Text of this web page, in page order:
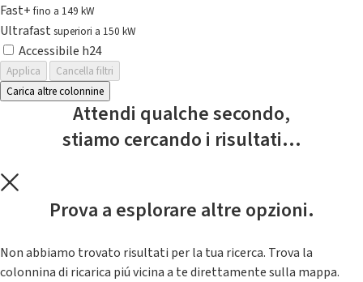
Fast+fino a 149 kW
Ultrafast superiori a 150 kW
Accessibile h24
Applica
Cancella filtri
Carica altre colonnine
Attendi qualche secondo,
stiamo cercando i risultati...
Prova a esplorare altre opzioni.
Non abbiamo trovato risultati per la tua ricerca. Trova la
colonnina di ricarica piú vicina a te direttamente sulla mappa.